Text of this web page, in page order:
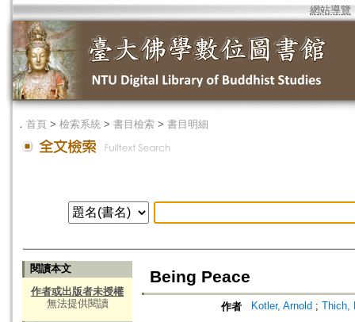
網站導覽
． 首頁 > 檢索系統 > 書目檢索 > 書目明細
閱讀本文
作者或出版者未授權
無法提供閱讀
Being Peace
作者 Kotler, Arnold ; Thich,